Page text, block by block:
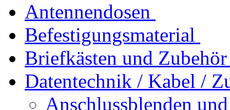
Antennendosen
Befestigungsmaterial
Briefkästen und Zubehör
Datentechnik / Kabel /
Anschlussblenden